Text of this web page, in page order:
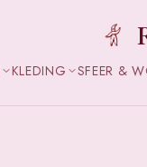
KLEDING SFEER &